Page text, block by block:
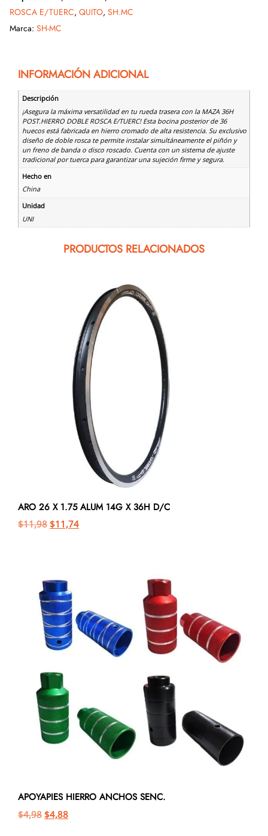
ROSCA E/TUERC, QUITO, SH.MC
Marca: SH-MC
INFORMACIÓN ADICIONAL
Descripción
¡Asegura la máxima versatilidad en tu rueda trasera con la MAZA 36H
POST.HIERRO DOBLE ROSCA E/TUERC! Esta bocina posterior de 36
huecos está fabricada en hierro cromado de alta resistencia. Su exclusivo
diseño de doble rosca te permite instalar simultáneamente el piñón y
un freno de banda o disco roscado. Cuenta con un sistema de ajuste
tradicional por tuerca para garantizar una sujeción firme y segura.
Hecho en
China
Unidad
UNI
PRODUCTOS RELACIONADOS
ARO 26 X 1.75 ALUM 14G X 36H D/C
$11,98 $11,74
APOYAPIES HIERRO ANCHOS SENC.
$4,98 $4,88